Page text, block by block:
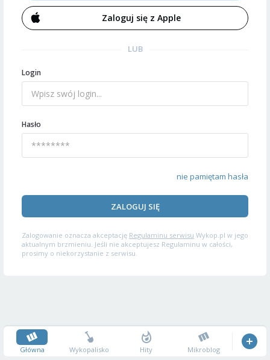
Zaloguj się z Apple
LUB
Login
Hasło
nie pamiętam hasła
ZALOGUJ SIĘ
Zalogowanie oznacza akceptację Regulaminu serwisu Wykop.pl w jego
aktualnym brzmieniu. Jeśli nie akceptujesz Regulaminu w całości,
prosimy o niekorzystanie z serwisu.
Główna Wykopalisko Hity Mikroblog